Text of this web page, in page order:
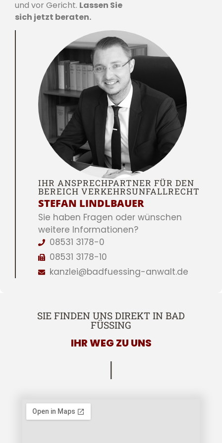
und vor Gericht. Lassen Sie
sich jetzt beraten.
IHR ANSPRECHPARTNER FÜR DEN
BEREICH VERKEHRSUNFALLRECHT
STEFAN LINDLBAUER
Sie haben Fragen oder wünschen
weitere Informationen?
08531 3178-0
08531 3178-10
kanzlei@badfuessing-anwalt.de
SIE FINDEN UNS DIREKT IN BAD
FÜSSING
IHR WEG ZU UNS